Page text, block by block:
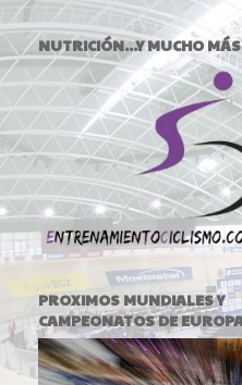
NUTRICIÓN...Y MUCHO MÁS
PROXIMOS MUNDIALES Y
CAMPEONATOS DE